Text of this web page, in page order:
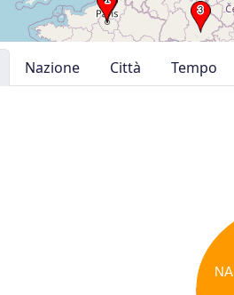
Nazione Città
Tempo
NA